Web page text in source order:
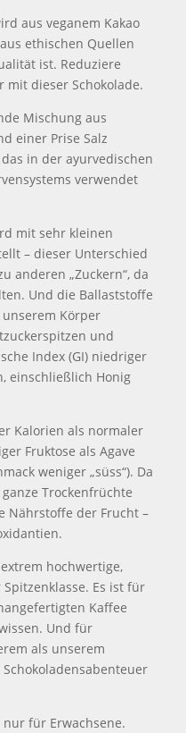
aus veganem Kakao
ethischen Quellen
ist. Reduziere
mit dieser Schokolade.
Mischung aus
einer Prise Salz
in der ayurvedischen
verwendet
mit sehr kleinen
– dieser Unterschied
anderen „Zuckern“, da
Und die Ballaststoffe
Körper
und
Index (GI) niedriger
einschließlich Honig
Kalorien als normaler
Fruktose als Agave
weniger „süss“). Da
Trockenfrüchte
Nährstoffe der Frucht –
hochwertige,
Es ist für
Kaffee
Und für
als unserem
für Erwachsene.